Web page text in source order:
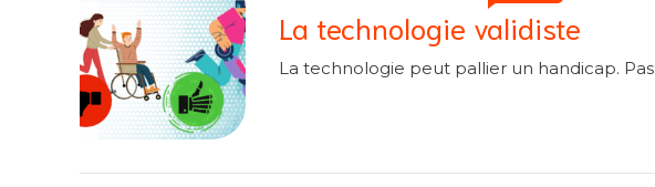
La technologie validiste
La technologie peut pallier un handicap.